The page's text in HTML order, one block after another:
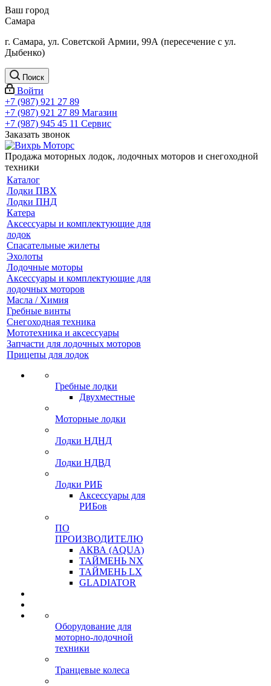
Ваш город
Самара
г. Самара, ул. Советской Армии, 99А (пересечение с ул.
Дыбенко)
Поиск
Войти
+7 (987) 921 27 89
+7 (987) 921 27 89 Магазин
+7 (987) 945 45 11 Сервис
Заказать звонок
Продажа моторных лодок, лодочных моторов и снегоходной
техники
Каталог
Лодки ПВХ
Лодки ПНД
Катера
Аксессуары и комплектующие для
лодок
Спасательные жилеты
Эхолоты
Лодочные моторы
Аксессуары и комплектующие для
лодочных моторов
Масла / Химия
Гребные винты
Снегоходная техника
Мототехника и аксессуары
Запчасти для лодочных моторов
Прицепы для лодок
Гребные лодки
Двухместные
Моторные лодки
Лодки НДНД
Лодки НДВД
Лодки РИБ
Аксессуары для
РИБов
ПО
ПРОИЗВОДИТЕЛЮ
АКВА (AQUA)
ТАЙМЕНЬ NX
ТАЙМЕНЬ LX
GLADIATOR
Оборудование для
моторно-лодочной
техники
Транцевые колеса